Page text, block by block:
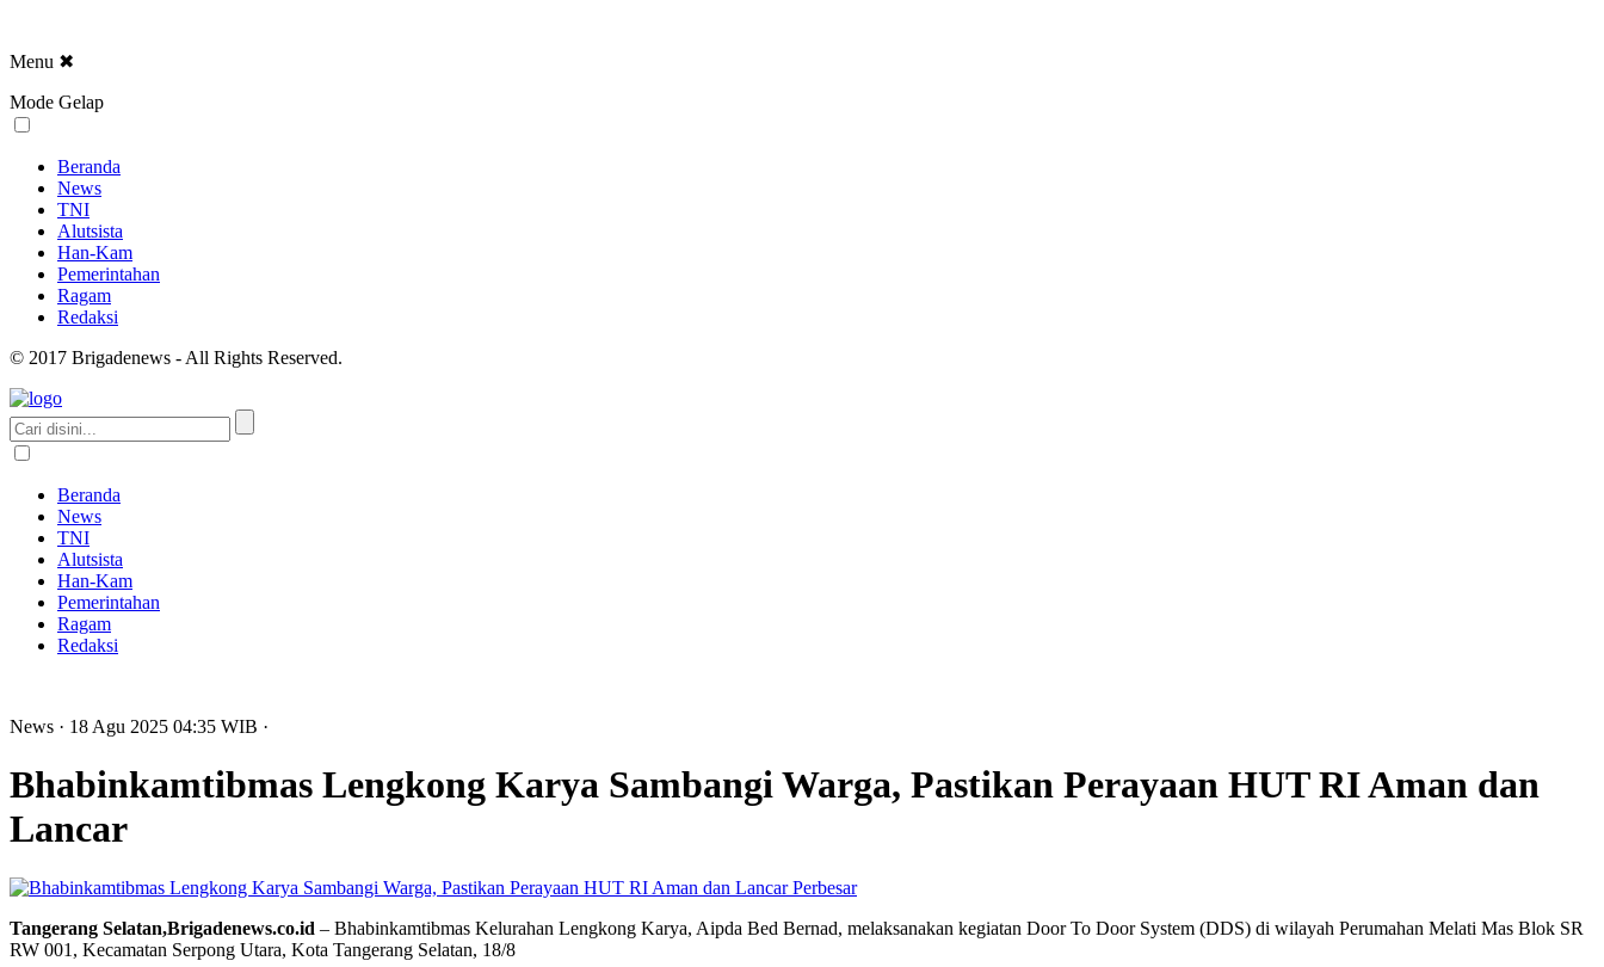
Menu ✖
Mode Gelap
Beranda
News
TNI
Alutsista
Han-Kam
Pemerintahan
Ragam
Redaksi
© 2017 Brigadenews - All Rights Reserved.
Beranda
News
TNI
Alutsista
Han-Kam
Pemerintahan
Ragam
Redaksi
News · 18 Agu 2025 04:35 WIB ·
Bhabinkamtibmas Lengkong Karya Sambangi Warga, Pastikan Perayaan HUT RI Aman dan
Lancar
Perbesar
Tangerang Selatan,Brigadenews.co.id – Bhabinkamtibmas Kelurahan Lengkong Karya, Aipda Bed Bernad, melaksanakan kegiatan Door To Door System (DDS) di wilayah Perumahan Melati Mas Blok SR
RW 001, Kecamatan Serpong Utara, Kota Tangerang Selatan, 18/8